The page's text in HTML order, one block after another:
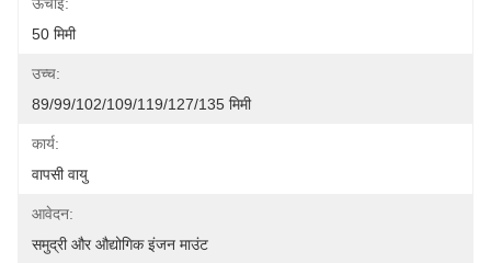
50 मिमी
उच्च:
89/99/102/109/119/127/135 मिमी
कार्य:
वापसी वायु
आवेदन:
समुद्री और औद्योगिक इंजन माउंट